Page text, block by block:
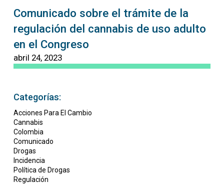
Comunicado sobre el trámite de la
regulación del cannabis de uso adulto
en el Congreso
abril 24, 2023
Categorías:
Acciones Para El Cambio
Cannabis
Colombia
Comunicado
Drogas
Incidencia
Política de Drogas
Regulación